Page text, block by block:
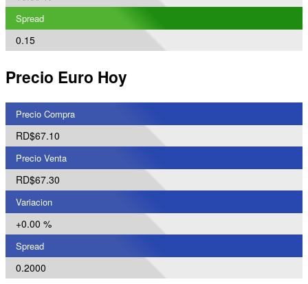
Spread
0.15
Precio Euro Hoy
Precio Compra
RD$67.10
Precio Venta
RD$67.30
Variacion
+0.00 %
Spread
0.2000